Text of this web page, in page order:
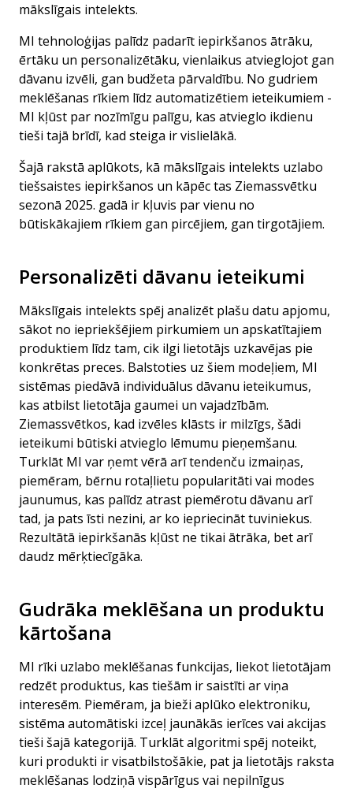
mākslīgais intelekts.
MI tehnoloģijas palīdz padarīt iepirkšanos ātrāku,
ērtāku un personalizētāku, vienlaikus atvieglojot gan
dāvanu izvēli, gan budžeta pārvaldību. No gudriem
meklēšanas rīkiem līdz automatizētiem ieteikumiem -
MI kļūst par nozīmīgu palīgu, kas atvieglo ikdienu
tieši tajā brīdī, kad steiga ir vislielākā.
Šajā rakstā aplūkots, kā mākslīgais intelekts uzlabo
tiešsaistes iepirkšanos un kāpēc tas Ziemassvētku
sezonā 2025. gadā ir kļuvis par vienu no
būtiskākajiem rīkiem gan pircējiem, gan tirgotājiem.
Personalizēti dāvanu ieteikumi
Mākslīgais intelekts spēj analizēt plašu datu apjomu,
sākot no iepriekšējiem pirkumiem un apskatītajiem
produktiem līdz tam, cik ilgi lietotājs uzkavējas pie
konkrētas preces. Balstoties uz šiem modeļiem, MI
sistēmas piedāvā individuālus dāvanu ieteikumus,
kas atbilst lietotāja gaumei un vajadzībām.
Ziemassvētkos, kad izvēles klāsts ir milzīgs, šādi
ieteikumi būtiski atvieglo lēmumu pieņemšanu.
Turklāt MI var ņemt vērā arī tendenču izmaiņas,
piemēram, bērnu rotaļlietu popularitāti vai modes
jaunumus, kas palīdz atrast piemērotu dāvanu arī
tad, ja pats īsti nezini, ar ko iepriecināt tuviniekus.
Rezultātā iepirkšanās kļūst ne tikai ātrāka, bet arī
daudz mērķtiecīgāka.
Gudrāka meklēšana un produktu
kārtošana
MI rīki uzlabo meklēšanas funkcijas, liekot lietotājam
redzēt produktus, kas tiešām ir saistīti ar viņa
interesēm. Piemēram, ja bieži aplūko elektroniku,
sistēma automātiski izceļ jaunākās ierīces vai akcijas
tieši šajā kategorijā. Turklāt algoritmi spēj noteikt,
kuri produkti ir visatbilstošākie, pat ja lietotājs raksta
meklēšanas lodziņā vispārīgus vai nepilnīgus